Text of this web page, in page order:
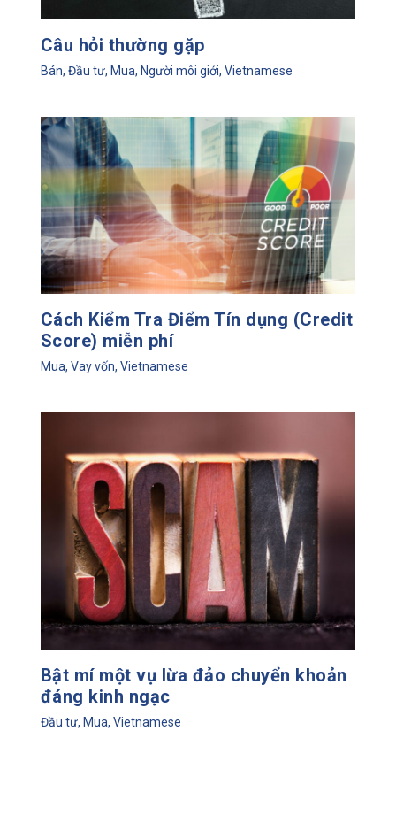
Câu hỏi thường gặp
Bán, Đầu tư, Mua, Người môi giới, Vietnamese
Cách Kiểm Tra Điểm Tín dụng (Credit
Score) miễn phí
Mua, Vay vốn, Vietnamese
Bật mí một vụ lừa đảo chuyển khoản
đáng kinh ngạc
Đầu tư, Mua, Vietnamese